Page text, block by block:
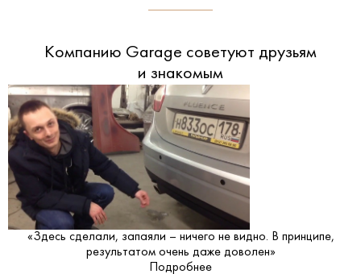
Компанию Garage советуют друзьям
и знакомым
«Здесь сделали, запаяли – ничего не видно. В принципе,
результатом очень даже доволен»
Подробнее